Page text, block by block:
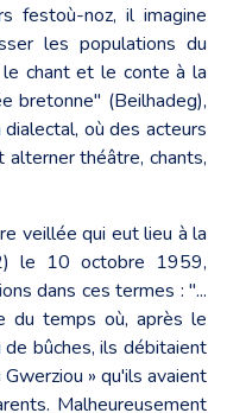
festoù-noz, il imagine
les populations du
chant et le conte à la
bretonne" (Beilhadeg),
où des acteurs
alterner théâtre, chants,
veillée qui eut lieu à la
le 10 octobre 1959,
dans ces termes : "...
du temps où, après le
bûches, ils débitaient
» qu'ils avaient
Malheureusement